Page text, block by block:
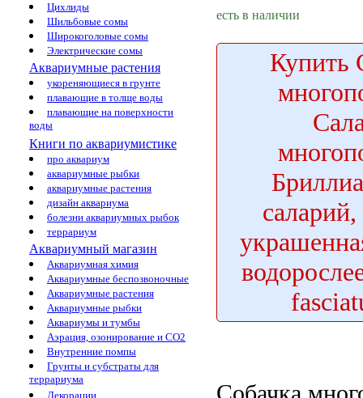
Цихлиды
Шильбовые сомы
Широкоголовые сомы
Электрические сомы
Аквариумные растения
укореняющиеся в грунте
плавающие в толще воды
плавающие на поверхности
воды
Книги по аквариумистике
про аквариум
аквариумные рыбки
аквариумные растения
дизайн аквариума
болезни аквариумных рыбок
террариум
Аквариумный магазин
Аквариумная химия
Аквариумные беспозвоночные
Аквариумные растения
Аквариумные рыбки
Аквариумы и тумбы
Аэрация, озонирование и CO2
Внутренние помпы
Грунты и субстраты для
террариума
Декорации
есть в наличии
Купить